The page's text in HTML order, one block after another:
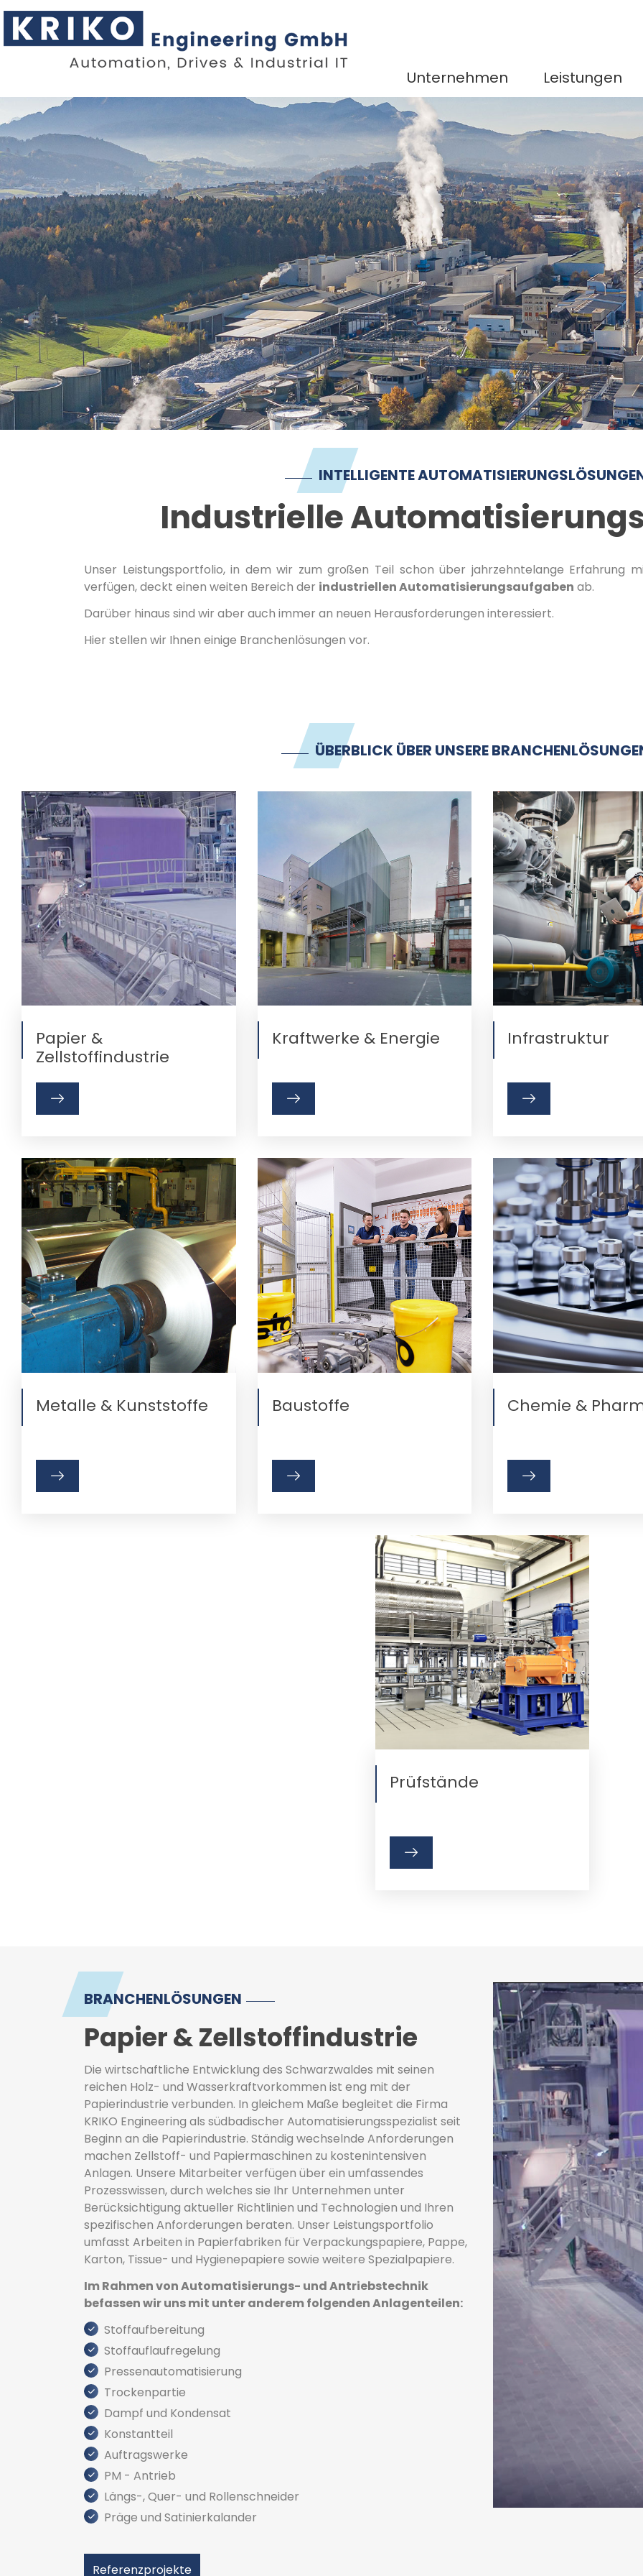
Unternehmen Leistungen
INTELLIGENTE
Industrielle
Unser Leistungsportfolio, in dem wir zum großen Teil schon über jahrzehntelange Erfahrung
verfügen, deckt einen weiten Bereich der industriellen Automatisierungsaufgaben ab.
Darüber hinaus sind wir aber auch immer an neuen Herausforderungen interessiert.
Hier stellen wir Ihnen einige Branchenlösungen vor.
ÜBERBLICK ÜBER UNSERE
Papier &
Zellstoffindustrie
Kraftwerke & Energie Infrastruktur
Metalle & Kunststoffe Baustoffe Chemie &
Prüfstände
BRANCHENLÖSUNGEN
Papier & Zellstoffindustrie
Die wirtschaftliche Entwicklung des Schwarzwaldes mit seinen
reichen Holz- und Wasserkraftvorkommen ist eng mit der
Papierindustrie verbunden. In gleichem Maße begleitet die Firma
KRIKO Engineering als südbadischer Automatisierungsspezialist seit
Beginn an die Papierindustrie. Ständig wechselnde Anforderungen
machen Zellstoff- und Papiermaschinen zu kostenintensiven
Anlagen. Unsere Mitarbeiter verfügen über ein umfassendes
Prozesswissen, durch welches sie Ihr Unternehmen unter
Berücksichtigung aktueller Richtlinien und Technologien und Ihren
spezifischen Anforderungen beraten. Unser Leistungsportfolio
umfasst Arbeiten in Papierfabriken für Verpackungspapiere, Pappe,
Karton, Tissue- und Hygienepapiere sowie weitere Spezialpapiere.
Im Rahmen von Automatisierungs- und Antriebstechnik
befassen wir uns mit unter anderem folgenden Anlagenteilen:
Stoffaufbereitung
Stoffauflaufregelung
Pressenautomatisierung
Trockenpartie
Dampf und Kondensat
Konstantteil
Auftragswerke
PM - Antrieb
Längs-, Quer- und Rollenschneider
Präge und Satinierkalander
Referenzprojekte